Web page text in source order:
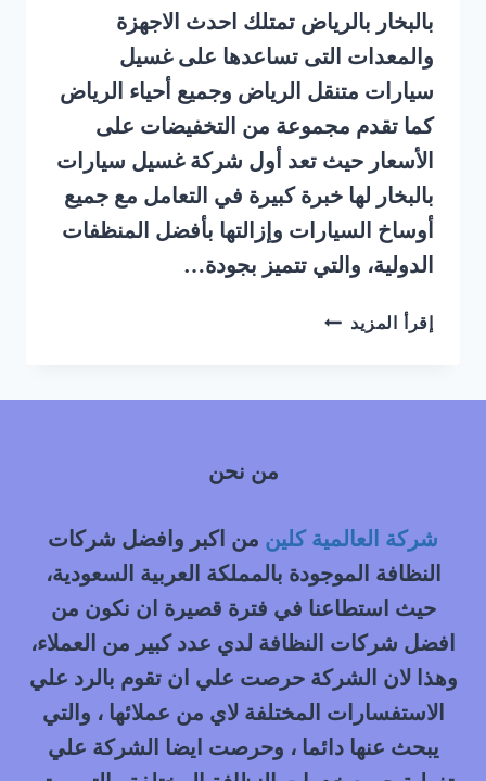
بالبخار بالرياض تمتلك احدث الاجهزة
والمعدات التى تساعدها على غسيل
سيارات متنقل الرياض وجميع أحياء الرياض
كما تقدم مجموعة من التخفيضات على
الأسعار حيث تعد أول شركة غسيل سيارات
بالبخار لها خبرة كبيرة في التعامل مع جميع
أوساخ السيارات وإزالتها بأفضل المنظفات
الدولية، والتي تتميز بجودة…
إقرأ المزيد شركة
بالبخار
0548145142
من نحن
شركة العالمية كلين من اكبر وافضل شركات
النظافة الموجودة بالمملكة العربية السعودية،
حيث استطاعنا في فترة قصيرة ان نكون من
افضل شركات النظافة لدي عدد كبير من العملاء،
وهذا لان الشركة حرصت علي ان تقوم بالرد علي
الاستفسارات المختلفة لاي من عملائها ، والتي
يبحث عنها دائما ، وحرصت ايضا الشركة علي